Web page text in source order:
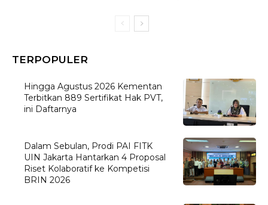
TERPOPULER
Hingga Agustus 2026 Kementan
Terbitkan 889 Sertifikat Hak PVT,
ini Daftarnya
Dalam Sebulan, Prodi PAI FITK
UIN Jakarta Hantarkan 4 Proposal
Riset Kolaboratif ke Kompetisi
BRIN 2026